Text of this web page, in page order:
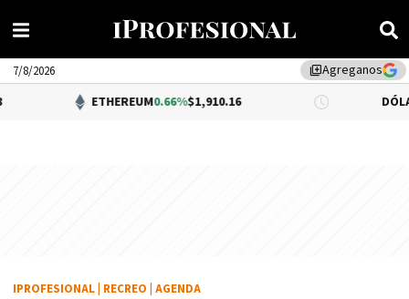
library_addAgreganos
7/8/2026
ETHEREUM0.66%$1,910.16 DÓLAR BNA
IPROFESIONAL RECREO AGENDA